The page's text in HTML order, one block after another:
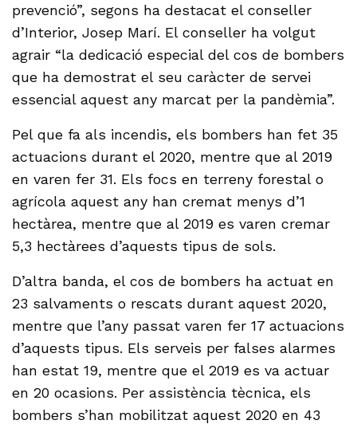
prevenció”, segons ha destacat el conseller
d’Interior, Josep Marí. El conseller ha volgut
agrair “la dedicació especial del cos de bombers
que ha demostrat el seu caràcter de servei
essencial aquest any marcat per la pandèmia”.
Pel que fa als incendis, els bombers han fet 35
actuacions durant el 2020, mentre que al 2019
en varen fer 31. Els focs en terreny forestal o
agrícola aquest any han cremat menys d’1
hectàrea, mentre que al 2019 es varen cremar
5,3 hectàrees d’aquests tipus de sols.
D’altra banda, el cos de bombers ha actuat en
23 salvaments o rescats durant aquest 2020,
mentre que l’any passat varen fer 17 actuacions
d’aquests tipus. Els serveis per falses alarmes
han estat 19, mentre que el 2019 es va actuar
en 20 ocasions. Per assistència tècnica, els
bombers s’han mobilitzat aquest 2020 en 43